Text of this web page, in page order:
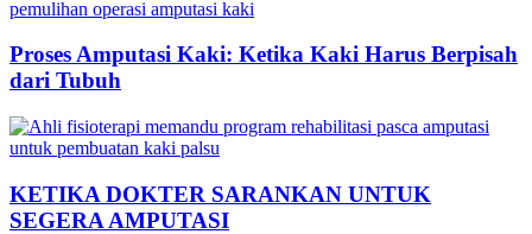
Proses Amputasi Kaki: Ketika Kaki Harus Berpisah
dari Tubuh
KETIKA DOKTER SARANKAN UNTUK
SEGERA AMPUTASI